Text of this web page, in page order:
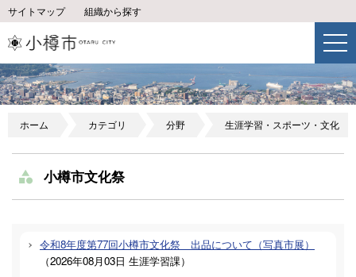
サイトマップ 組織から探す
ホーム カテゴリ 分野 生涯学習・スポーツ・文化
小樽市文化祭
令和8年度第77回小樽市文化祭 出品について（写真市展）
（2026年08月03日 生涯学習課）